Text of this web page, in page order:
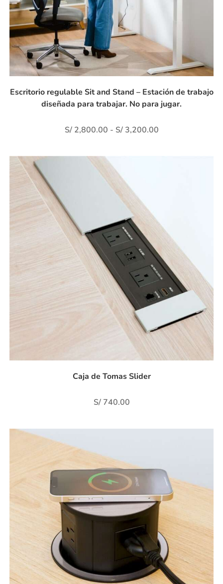
Escritorio regulable Sit and Stand – Estación de trabajo
diseñada para trabajar. No para jugar.
S/2,800.00 - S/3,200.00
Caja de Tomas Slider
S/740.00